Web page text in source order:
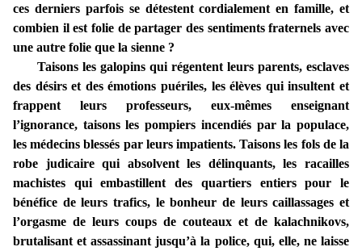
ces derniers parfois se détestent cordialement en famille, et
combien il est folie de partager des sentiments fraternels avec
une autre folie que la sienne ?
Taisons les galopins qui régentent leurs parents, esclaves
des désirs et des émotions puériles, les élèves qui insultent et
frappent leurs professeurs, eux-mêmes enseignant
l’ignorance, taisons les pompiers incendiés par la populace,
les médecins blessés par leurs impatients. Taisons les fols de la
robe judicaire qui absolvent les délinquants, les racailles
machistes qui embastillent des quartiers entiers pour le
bénéfice de leurs trafics, le bonheur de leurs caillassages et
l’orgasme de leurs coups de couteaux et de kalachnikovs,
brutalisant et assassinant jusqu’à la police, qui, elle, ne laisse